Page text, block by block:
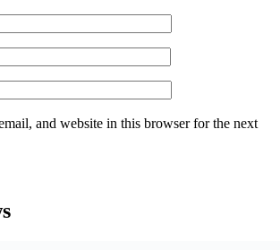
and website in this browser for the next